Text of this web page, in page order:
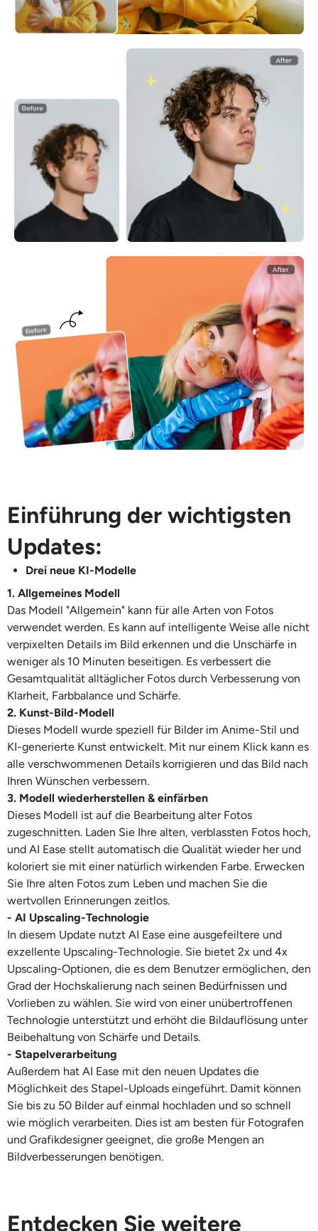
KI-Stil-Bildgenerator
Kleiderbügel
KI-Baby
KI-Filter
Headshot-Generator Pro
Passfoto-Ersteller
Video-Werkzeuge
Videoeffekte
Video-Verstärker
Einführung der wichtigsten
Updates:
Drei neue KI-Modelle
1. Allgemeines Modell
Das Modell "Allgemein" kann für alle Arten von Fotos
verwendet werden. Es kann auf intelligente Weise alle nicht
verpixelten Details im Bild erkennen und die Unschärfe in
weniger als 10 Minuten beseitigen. Es verbessert die
Gesamtqualität alltäglicher Fotos durch Verbesserung von
Klarheit, Farbbalance und Schärfe.
2. Kunst-Bild-Modell
Dieses Modell wurde speziell für Bilder im Anime-Stil und
KI-generierte Kunst entwickelt. Mit nur einem Klick kann es
alle verschwommenen Details korrigieren und das Bild nach
Ihren Wünschen verbessern.
3. Modell wiederherstellen & einfärben
Dieses Modell ist auf die Bearbeitung alter Fotos
zugeschnitten. Laden Sie Ihre alten, verblassten Fotos hoch,
und AI Ease stellt automatisch die Qualität wieder her und
koloriert sie mit einer natürlich wirkenden Farbe. Erwecken
Sie Ihre alten Fotos zum Leben und machen Sie die
wertvollen Erinnerungen zeitlos.
- AI Upscaling-Technologie
In diesem Update nutzt AI Ease eine ausgefeiltere und
exzellente Upscaling-Technologie. Sie bietet 2x und 4x
Upscaling-Optionen, die es dem Benutzer ermöglichen, den
Grad der Hochskalierung nach seinen Bedürfnissen und
Vorlieben zu wählen. Sie wird von einer unübertroffenen
Technologie unterstützt und erhöht die Bildauflösung unter
Beibehaltung von Schärfe und Details.
- Stapelverarbeitung
Außerdem hat AI Ease mit den neuen Updates die
Möglichkeit des Stapel-Uploads eingeführt. Damit können
Sie bis zu 50 Bilder auf einmal hochladen und so schnell
wie möglich verarbeiten. Dies ist am besten für Fotografen
und Grafikdesigner geeignet, die große Mengen an
Bildverbesserungen benötigen.
Entdecken Sie weitere